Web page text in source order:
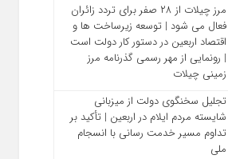
مرز چیلات از ۲۸ صفر برای تردد زائران
فعال می‌ شود | توسعه زیرساخت‌ ها و
اقتصاد اربعین در دستور کار دولت است
| رونمایی از مهر رسمی گذرنامه مرز
زمینی چیلات
تجلیل سخنگوی دولت از میزبانی
شایسته مردم ایلام در اربعین | تأکید بر
تداوم مسیر خدمت‌ رسانی با انسجام
ملی